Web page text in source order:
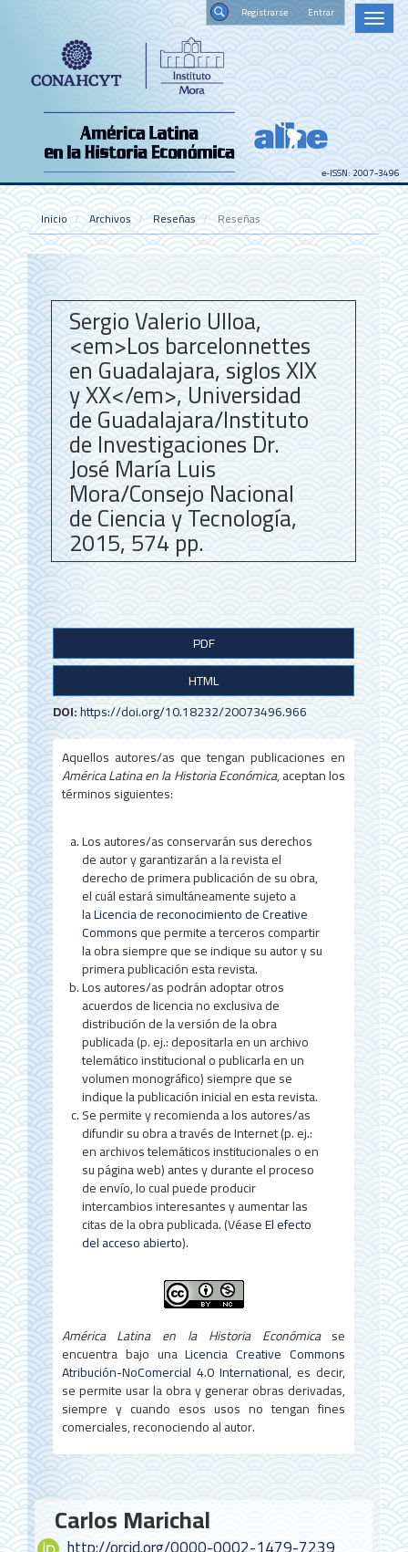
Contenido
principal
Barra
Toggle
e-ISSN: 2007-3496
Inicio Archivos Reseñas Reseñas
Sergio Valerio Ulloa,
<em>Los barcelonnettes
en Guadalajara, siglos XIX
y XX</em>, Universidad
de Guadalajara/Instituto
de Investigaciones Dr.
José María Luis
Mora/Consejo Nacional
de Ciencia y Tecnología,
2015, 574 pp.
B
a
r
r
a
l
a
t
e
r
a
l
d
e
l
a
r
t
í
c
u
l
o
PDF
HTML
DOI:https://doi.org/10.18232/20073496.966
Aquellos autores/as que tengan publicaciones en
América Latina en la Historia Económica, aceptan los
términos siguientes:
Los autores/as conservarán sus derechos
de autor y garantizarán a la revista el
derecho de primera publicación de su obra,
el cuál estará simultáneamente sujeto a
laLicencia de reconocimiento de Creative
Commonsque permite a terceros compartir
la obra siempre que se indique su autor y su
primera publicación esta revista.
Los autores/as podrán adoptar otros
acuerdos de licencia no exclusiva de
distribución de la versión de la obra
publicada (p. ej.: depositarla en un archivo
telemático institucional o publicarla en un
volumen monográfico) siempre que se
indique la publicación inicial en esta revista.
Se permite y recomienda a los autores/as
difundir su obra a través de Internet (p. ej.:
en archivos telemáticos institucionales o en
su página web) antes y durante el proceso
de envío, lo cual puede producir
intercambios interesantes y aumentar las
citas de la obra publicada. (VéaseEl efecto
del acceso abierto).
América Latina en la Historia Económicase
encuentra bajo unaLicencia Creative Commons
Atribución-NoComercial 4.0 International, es decir,
se permite usar la obra y generar obras derivadas,
siempre y cuando esos usos no tengan fines
comerciales, reconociendo al autor.
Contenido
principal
Carlos Marichal